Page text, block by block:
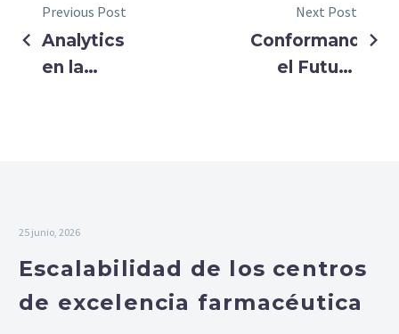
Previous Post
Analytics
en la
Next Post
Conformando
el Futuro
25 junio, 2026
Escalabilidad de los centros
de excelencia farmacéutica